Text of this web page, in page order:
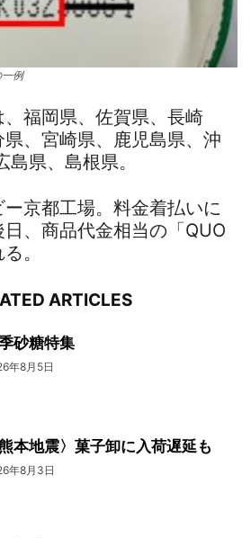
例
福岡県、佐賀県、長崎
、宮崎県、鹿児島県、沖
県、島根県。
京都工場。料金着払いに
、商品代金相当の「QUO
。
ARTICLES
砂糖特集
年8月5日
熊本地震〉菓子卸に入荷遅延も
年8月3日